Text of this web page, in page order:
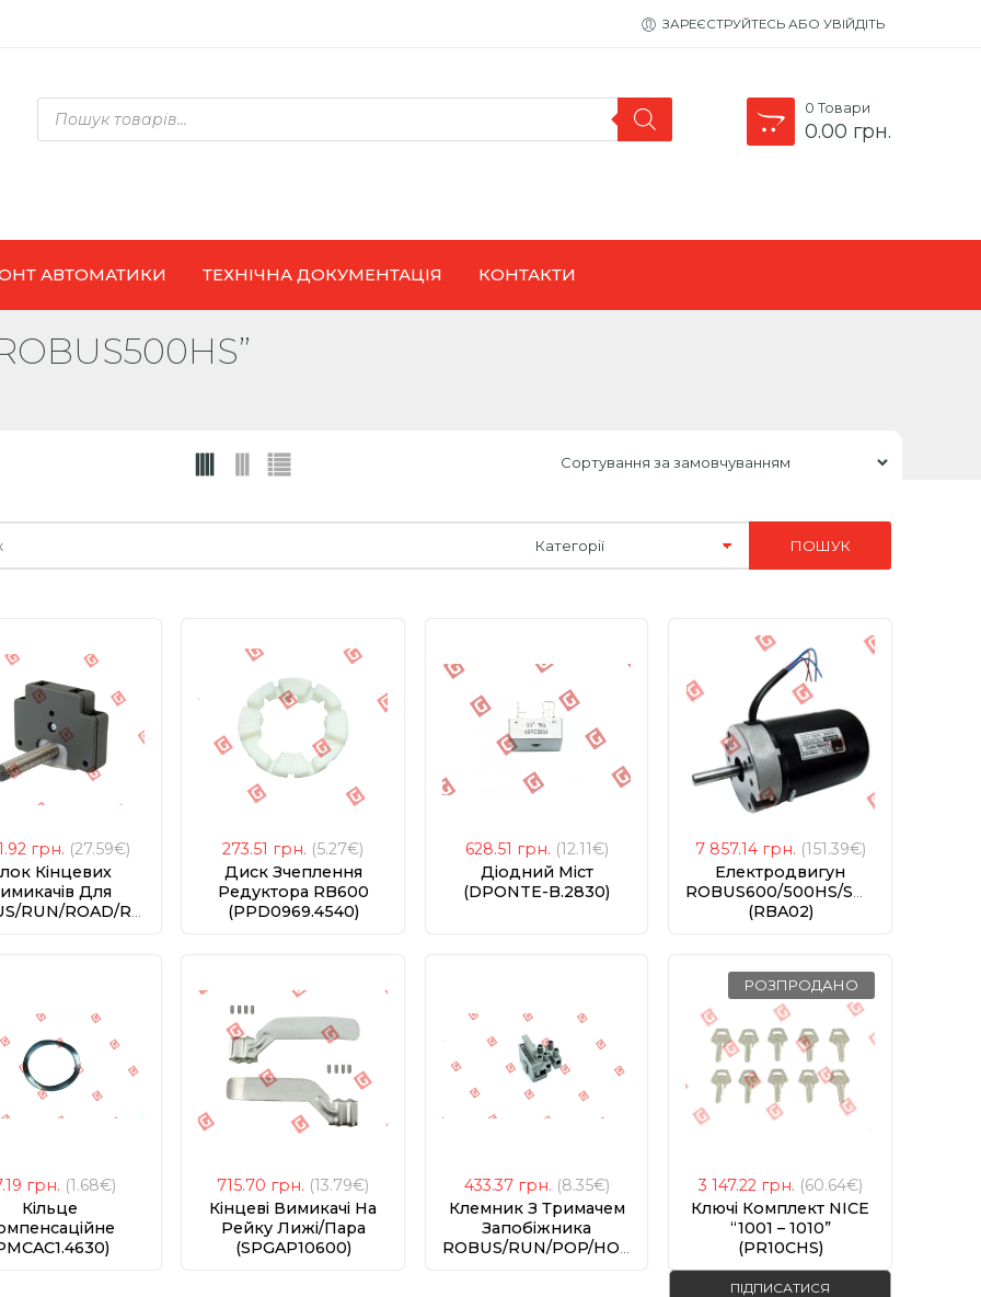
ЗАРЕЄСТРУЙТЕСЬ АБО УВІЙДІТЬ
Products
search
0 Товари
0.00 грн.
АВТОМАТИКИ ТЕХНІЧНА ДОКУМЕНТАЦІЯ КОНТАКТИ
грн. (27.59€)
Кінцевих
Для
RUN/ROAD/ROX
273.51 грн. (5.27€)
Диск Зчеплення
Редуктора RB600
(PPD0969.4540)
628.51 грн. (12.11€)
Діодний Міст
(DPONTE-B.2830)
7 857.14 грн. (151.39€)
Електродвигун
ROBUS600/500HS/SOON
(RBA02)
грн. (1.68€)
Кільце
715.70 грн. (13.79€)
Кінцеві Вимикачі На
Рейку Лижі/пара
(SPGAP10600)
433.37 грн. (8.35€)
Клемник З Тримачем
Запобіжника
ROBUS/RUN/POP/HOPP
РОЗПРОДАНО
3 147.22 грн. (60.64€)
Ключі Комплект NICE
“1001 – 1010”
(PR10CHS)
ПІДПИСАТИСЯ